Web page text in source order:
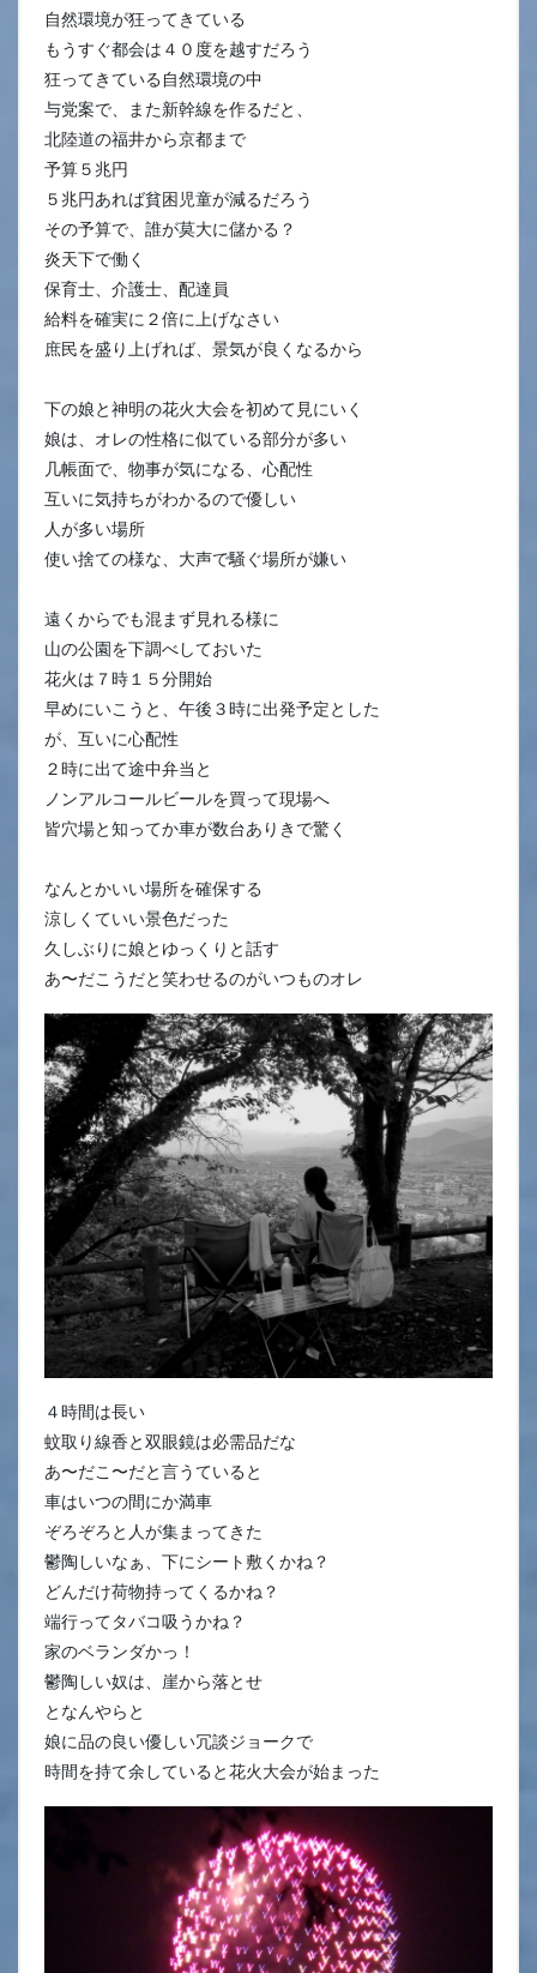
自然環境が狂ってきている
もうすぐ都会は４０度を越すだろう
狂ってきている自然環境の中
与党案で、また新幹線を作るだと、
北陸道の福井から京都まで
予算５兆円
５兆円あれば貧困児童が減るだろう
その予算で、誰が莫大に儲かる？
炎天下で働く
保育士、介護士、配達員
給料を確実に２倍に上げなさい
庶民を盛り上げれば、景気が良くなるから
下の娘と神明の花火大会を初めて見にいく
娘は、オレの性格に似ている部分が多い
几帳面で、物事が気になる、心配性
互いに気持ちがわかるので優しい
人が多い場所
使い捨ての様な、大声で騒ぐ場所が嫌い
遠くからでも混まず見れる様に
山の公園を下調べしておいた
花火は７時１５分開始
早めにいこうと、午後３時に出発予定とした
が、互いに心配性
２時に出て途中弁当と
ノンアルコールビールを買って現場へ
皆穴場と知ってか車が数台ありきで驚く
なんとかいい場所を確保する
涼しくていい景色だった
久しぶりに娘とゆっくりと話す
あ〜だこうだと笑わせるのがいつものオレ
４時間は長い
蚊取り線香と双眼鏡は必需品だな
あ〜だこ〜だと言うていると
車はいつの間にか満車
ぞろぞろと人が集まってきた
鬱陶しいなぁ、下にシート敷くかね？
どんだけ荷物持ってくるかね？
端行ってタバコ吸うかね？
家のベランダかっ！
鬱陶しい奴は、崖から落とせ
となんやらと
娘に品の良い優しい冗談ジョークで
時間を持て余していると花火大会が始まった